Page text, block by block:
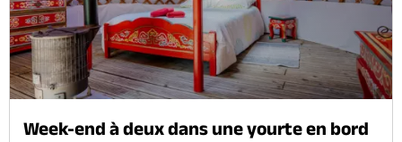
Week-end à deux dans une yourte en bord